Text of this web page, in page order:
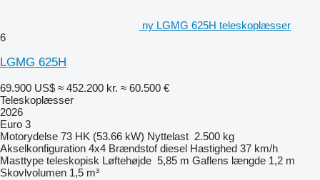
ny LGMG 625H teleskoplæsser
6
LGMG 625H
69.900 US$ ≈ 452.200 kr. ≈ 60.500 €
Teleskoplæsser
2026
Euro 3
Motorydelse 73 HK (53.66 kW) Nyttelast 2.500 kg
Akselkonfiguration 4x4 Brændstof diesel Hastighed 37 km/h
Masttype teleskopisk Løftehøjde 5,85 m Gaflens længde 1,2 m
Skovlvolumen 1,5 m³